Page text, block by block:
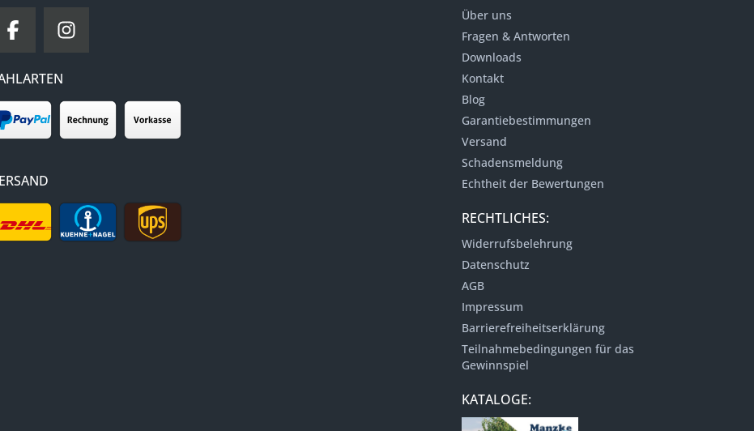
Über uns
Fragen & Antworten
Downloads
Kontakt
Blog
Garantiebestimmungen
Versand
Schadensmeldung
Echtheit der Bewertungen
RECHTLICHES:
Widerrufsbelehrung
Datenschutz
AGB
Impressum
Barrierefreiheitserklärung
Teilnahmebedingungen für das
Gewinnspiel
KATALOGE: